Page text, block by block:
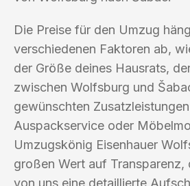
Die Preise für den Umzug
verschiedenen Faktoren ab,
der Größe deines Hausrats,
zwischen Wolfsburg und
gewünschten
Auspackservice oder
Umzugskönig Eisenhauer
großen Wert auf Transparenz,
von uns eine detaillierte